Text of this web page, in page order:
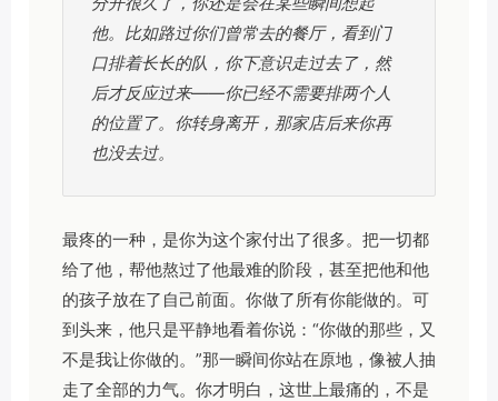
他。比如路过你们曾常去的餐厅，看到门
口排着长长的队，你下意识走过去了，然
后才反应过来——你已经不需要排两个人
的位置了。你转身离开，那家店后来你再
也没去过。
最疼的一种，是你为这个家付出了很多。把一切都
给了他，帮他熬过了他最难的阶段，甚至把他和他
的孩子放在了自己前面。你做了所有你能做的。可
到头来，他只是平静地看着你说：“你做的那些，又
不是我让你做的。”那一瞬间你站在原地，像被人抽
走了全部的力气。你才明白，这世上最痛的，不是